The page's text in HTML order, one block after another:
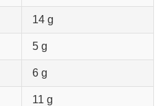
14 g
5 g
6 g
11 g